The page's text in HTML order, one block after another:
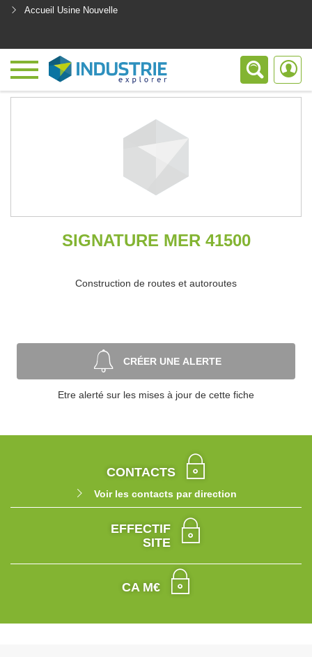
Accueil Usine Nouvelle
SIGNATURE MER 41500
Construction de routes et autoroutes
CRÉER UNE ALERTE
Etre alerté sur les mises à jour de cette fiche
CONTACTS
Voir les contacts par direction
EFFECTIF
SITE
CA M€